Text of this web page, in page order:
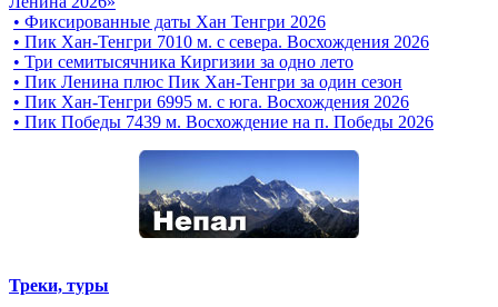
• Фиксированные даты Хан Тенгри 2026
• Пик Хан-Тенгри 7010 м. с севера. Восхождения 2026
• Три семитысячника Киргизии за одно лето
• Пик Ленина плюс Пик Хан-Тенгри за один сезон
• Пик Хан-Тенгри 6995 м. c юга. Восхождения 2026
• Пик Победы 7439 м. Восхождение на п. Победы 2026
Треки, туры